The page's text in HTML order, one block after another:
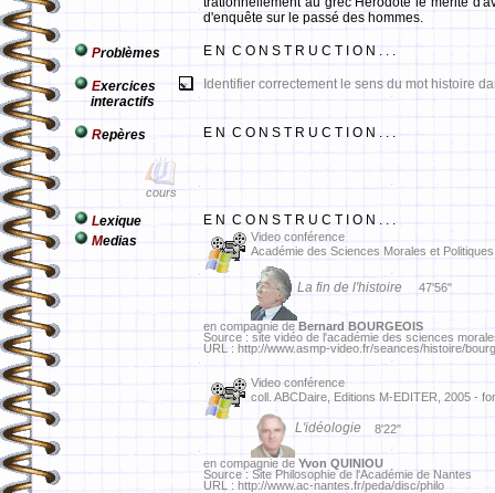
d'enquête sur le passé des hommes.
Problèmes E N C O N S T R U C T I O N . . .
Exercices
interactifs
Identifier correctement le sens du mot histoire
Repères
cours
E N C O N S T R U C T I O N . . .
Lexique
E N C O N S T R U C T I O N . . .
Medias
Video conférence
Académie des Sciences Morales et
La fin de l'histoire 47'56"
en compagnie de Bernard BOURGEOIS
Source : site vidéo de l'académie des sciences
URL : http://www.asmp-video.fr/seances/histoire/
Video conférence
coll. ABCDaire, Editions M-EDITER, 2005 -
L'idéologie 8'22"
en compagnie de Yvon QUINIOU
Source : Site Philosophie de l'Académie de Nantes
URL : http://www.ac-nantes.fr/peda/disc/philo